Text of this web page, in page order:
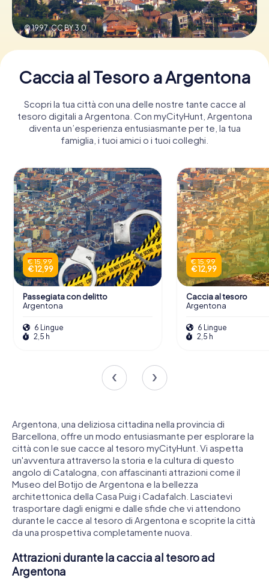
Acquista i Voucher
© 1997,CC BY 3.0
Caccia al Tesoro a Argentona
Scopri la tua città con una delle nostre tante cacce al
tesoro digitali a Argentona. Con myCityHunt, Argentona
diventa un’esperienza entusiasmante per te, la tua
famiglia, i tuoi amici o i tuoi colleghi.
€ 15,99
€ 12,99
Passegiata con delitto
Argentona
6 Lingue
2,5 h
€ 15,99
€ 12,99
Caccia al tesoro
Argentona
6 Lingue
2,5 h
Argentona, una deliziosa cittadina nella provincia di
Barcellona, offre un modo entusiasmante per esplorare la
città con le sue cacce al tesoro myCityHunt. Vi aspetta
un'avventura attraverso la storia e la cultura di questo
angolo di Catalogna, con affascinanti attrazioni come il
Museo del Botijo de Argentona e la bellezza
architettonica della Casa Puig i Cadafalch. Lasciatevi
trasportare dagli enigmi e dalle sfide che vi attendono
durante le cacce al tesoro di Argentona e scoprite la città
da una prospettiva completamente nuova.
Attrazioni durante la caccia al tesoro ad
Argentona